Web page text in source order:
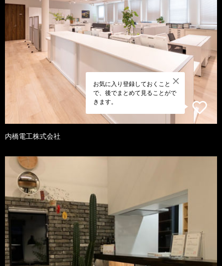
お気に入り登録しておくこと
で、後でまとめて見ることがで
きます。
内橋電工株式会社